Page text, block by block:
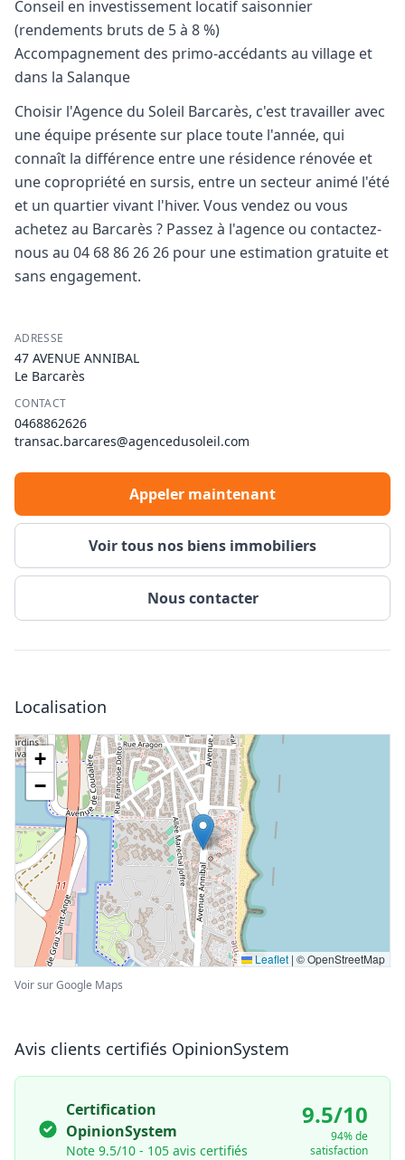
Conseil en investissement locatif saisonnier
(rendements bruts de 5 à 8 %)
Accompagnement des primo-accédants au village et
dans la Salanque
Choisir l'Agence du Soleil Barcarès, c'est travailler avec
une équipe présente sur place toute l'année, qui
connaît la différence entre une résidence rénovée et
une copropriété en sursis, entre un secteur animé l'été
et un quartier vivant l'hiver. Vous vendez ou vous
achetez au Barcarès ? Passez à l'agence ou contactez-
nous au 04 68 86 26 26 pour une estimation gratuite et
sans engagement.
ADRESSE
47 AVENUE ANNIBAL
Le Barcarès
CONTACT
0468862626
transac.barcares@agencedusoleil.com
Appeler maintenant
Voir tous nos biens immobiliers
Nous contacter
Localisation
+
−
Leaflet | © OpenStreetMap
Voir sur Google Maps
Avis clients certifiés OpinionSystem
Certification
OpinionSystem
Note 9.5/10 - 105 avis certifiés
9.5/10
94% de
satisfaction